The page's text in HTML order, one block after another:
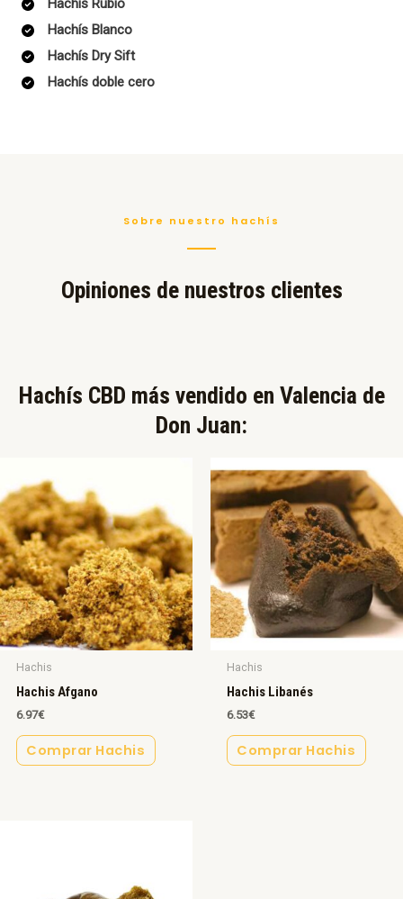
Hachís Rubio
Hachís Blanco
Hachís Dry Sift
Hachís doble cero
Sobre nuestro hachís
Opiniones de nuestros clientes
Hachís CBD más vendido en Valencia de
Don Juan:​
Hachis
Hachis Afgano
6.97€
Comprar Hachis
Hachis
Hachis Libanés
6.53€
Comprar Hachis